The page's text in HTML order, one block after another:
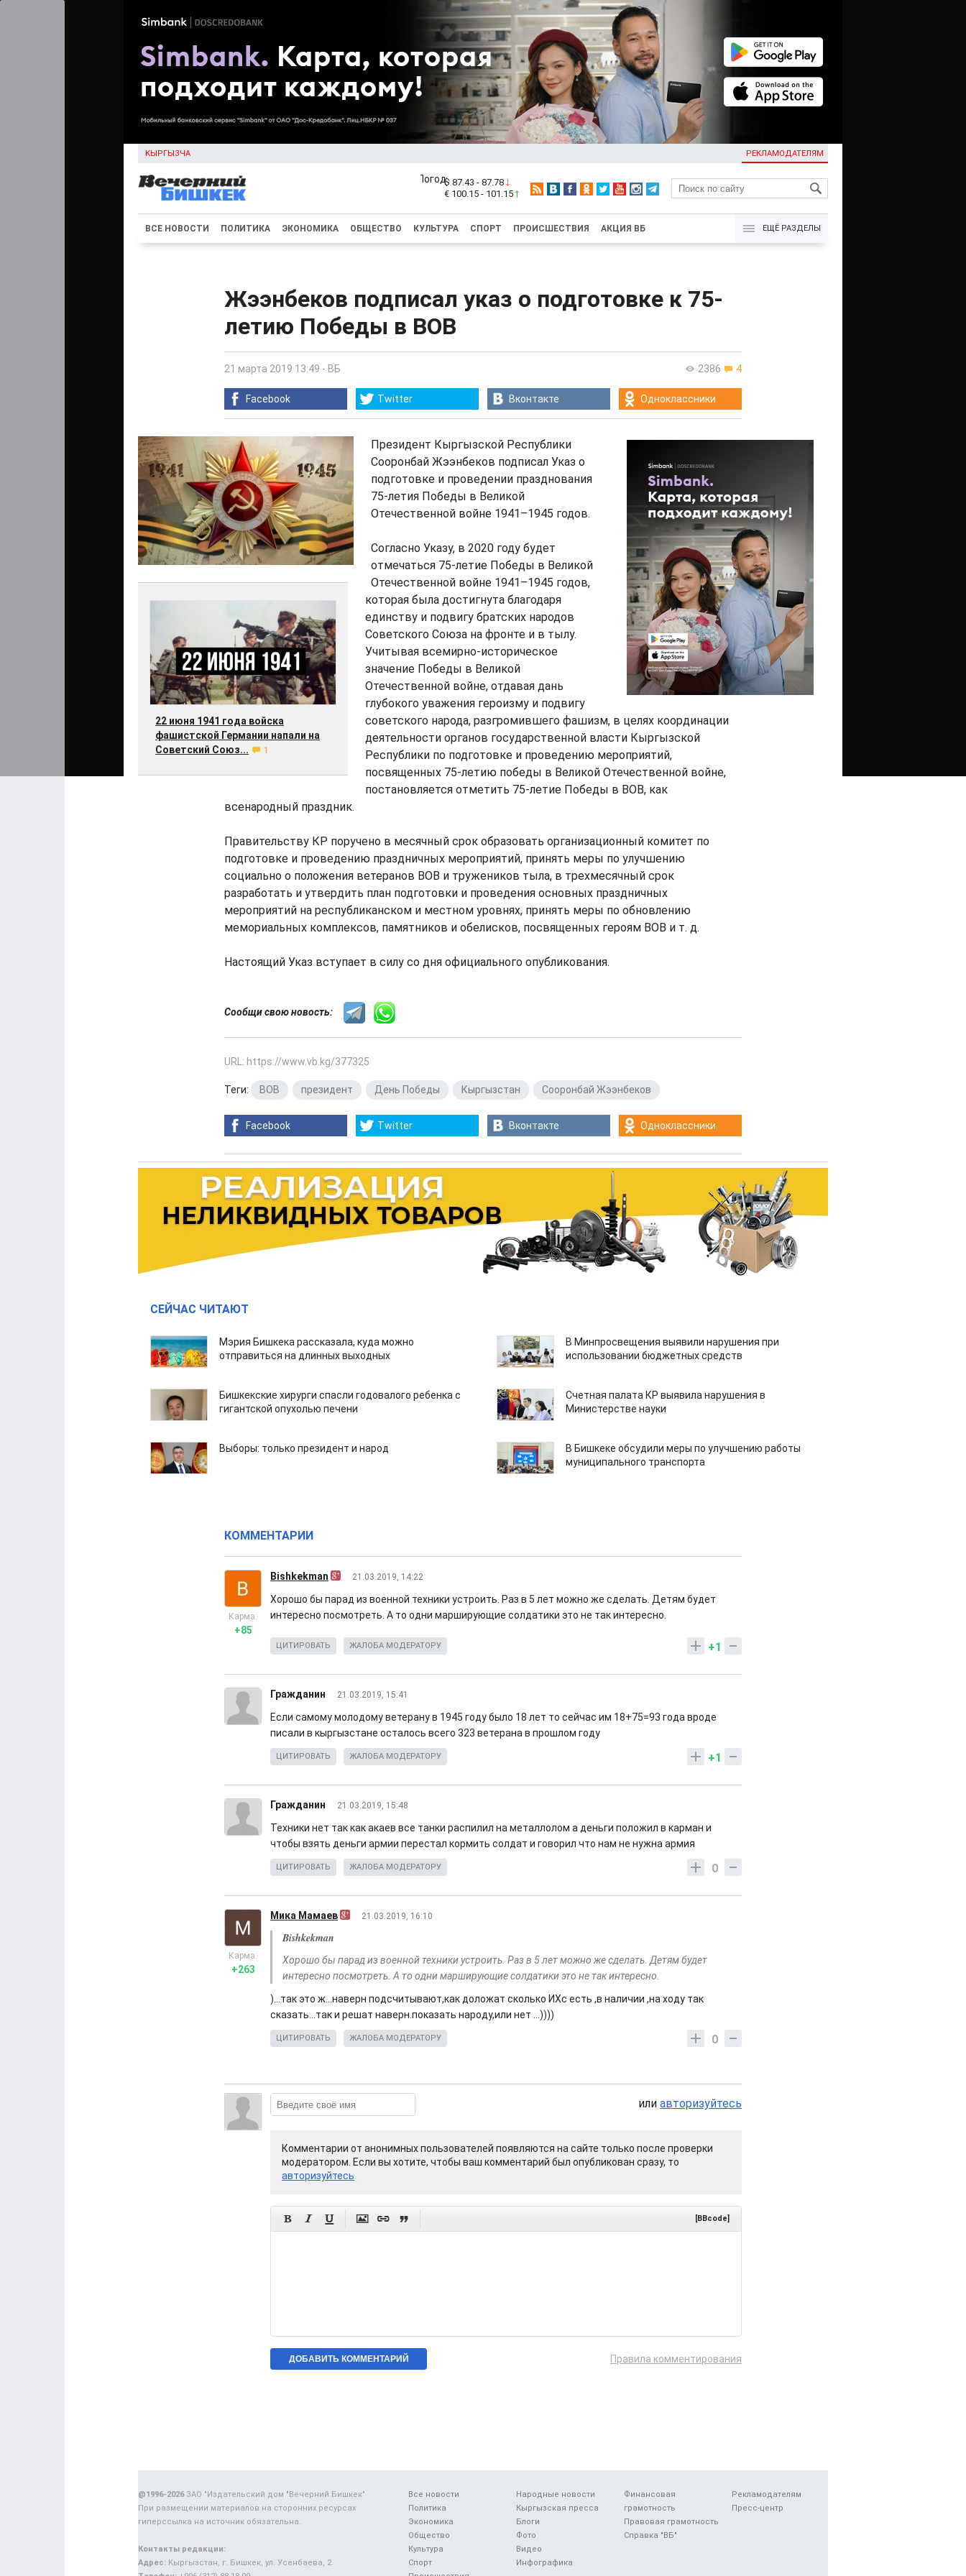
КЫРГЫЗЧА РЕКЛАМОДАТЕЛЯМ
KG
$ 87.43 - 87.78
€ 100.15 - 101.15
ВСЕ НОВОСТИ ПОЛИТИКА ЭКОНОМИКА ОБЩЕСТВО КУЛЬТУРА СПОРТ ПРОИСШЕСТВИЯ АКЦИЯ ВБ ЕЩЁ РАЗДЕЛЫ
Жээнбеков подписал указ о подготовке к 75-
летию Победы в ВОВ
2386 4
21 марта 2019 13:49 - ВБ
Facebook Twitter Вконтакте Одноклассники
Президент Кыргызской Республики
Сооронбай Жээнбеков подписал Указ о
подготовке и проведении празднования
75-летия Победы в Великой
Отечественной войне 1941–1945 годов.
22 июня 1941 года войска
фашистской Германии напали на
Советский Союз...
1
Согласно Указу, в 2020 году будет
отмечаться 75-летие Победы в Великой
Отечественной войне 1941–1945 годов,
которая была достигнута благодаря
единству и подвигу братских народов
Советского Союза на фронте и в тылу.
Учитывая всемирно-историческое
значение Победы в Великой
Отечественной войне, отдавая дань
глубокого уважения героизму и подвигу
советского народа, разгромившего фашизм, в целях координации
деятельности органов государственной власти Кыргызской
Республики по подготовке и проведению мероприятий,
посвященных 75-летию победы в Великой Отечественной войне,
постановляется отметить 75-летие Победы в ВОВ, как
всенародный праздник.
Правительству КР поручено в месячный срок образовать организационный комитет по
подготовке и проведению праздничных мероприятий, принять меры по улучшению
социально о положения ветеранов ВОВ и тружеников тыла, в трехмесячный срок
разработать и утвердить план подготовки и проведения основных праздничных
мероприятий на республиканском и местном уровнях, принять меры по обновлению
мемориальных комплексов, памятников и обелисков, посвященных героям ВОВ и т. д.
Настоящий Указ вступает в силу со дня официального опубликования.
Сообщи свою новость:
URL: https://www.vb.kg/377325
Теги: ВОВ президент День Победы Кыргызстан Сооронбай Жээнбеков
Facebook Twitter Вконтакте Одноклассники
СЕЙЧАС ЧИТАЮТ
Мэрия Бишкека рассказала, куда можно
отправиться на длинных выходных
В Минпросвещения выявили нарушения при
использовании бюджетных средств
Бишкекские хирурги спасли годовалого ребенка с
гигантской опухолью печени
Счетная палата КР выявила нарушения в
Министерстве науки
Выборы: только президент и народ
В Бишкеке обсудили меры по улучшению работы
муниципального транспорта
КОММЕНТАРИИ
Bishkekman 21.03.2019, 14:22
Карма:
+85
Хорошо бы парад из военной техники устроить. Раз в 5 лет можно же сделать. Детям будет
интересно посмотреть. А то одни марширующие солдатики это не так интересно.
+1
ЦИТИРОВАТЬ ЖАЛОБА МОДЕРАТОРУ
Гражданин 21.03.2019, 15:41
Если самому молодому ветерану в 1945 году было 18 лет то сейчас им 18+75=93 года вроде
писали в кыргызстане осталось всего 323 ветерана в прошлом году
+1
ЦИТИРОВАТЬ ЖАЛОБА МОДЕРАТОРУ
Гражданин 21.03.2019, 15:48
Техники нет так как акаев все танки распилил на металлолом а деньги положил в карман и
чтобы взять деньги армии перестал кормить солдат и говорил что нам не нужна армия
0
ЦИТИРОВАТЬ ЖАЛОБА МОДЕРАТОРУ
Мика Мамаев 21.03.2019, 16:10
Карма:
+263
Bishkekman
Хорошо бы парад из военной техники устроить. Раз в 5 лет можно же сделать. Детям будет
интересно посмотреть. А то одни марширующие солдатики это не так интересно.
)...так это ж...наверн подсчитывают,как доложат сколько ИХс есть ,в наличии ,на ходу так
сказать...так и решат наверн.показать народу,или нет ...))))
0
ЦИТИРОВАТЬ ЖАЛОБА МОДЕРАТОРУ
или авторизуйтесь
Комментарии от анонимных пользователей появляются на сайте только после проверки
модератором. Если вы хотите, чтобы ваш комментарий был опубликован сразу, то
авторизуйтесь
      [BBcode]
Правила комментирования
Все новости
Политика
Экономика
Общество
Культура
Спорт
Народные новости
Кыргызская пресса
Блоги
Фото
Видео
Инфографика
Финансовая
грамотность
Правовая грамотность
Справка "ВБ"
Рекламодателям
Пресс-центр
@1996-2026ЗАО "Издательский дом "Вечерний Бишкек"
При размещении материалов на сторонних ресурсах
гиперссылка на источник обязательна.
Контакты редакции:
Адрес: Кыргызстан, г. Бишкек, ул. Усенбаева, 2.